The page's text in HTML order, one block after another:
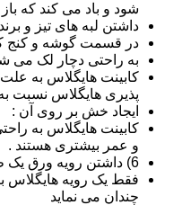
شود و باد می کند که
داشتن لبه های تیز و
در قسمت گوشه و کنج
به راحتی دچار لک می
کابینت هایگلاس به
پذیری هایگلاس نسبت
ایجاد خش بر روی آن :
کابینت هایگلاس به
و عمر بیشتری هستند .
6) داشتن رویه ورق یک طرفه
فقط یک رویه هایگلاس
چندان می نماید